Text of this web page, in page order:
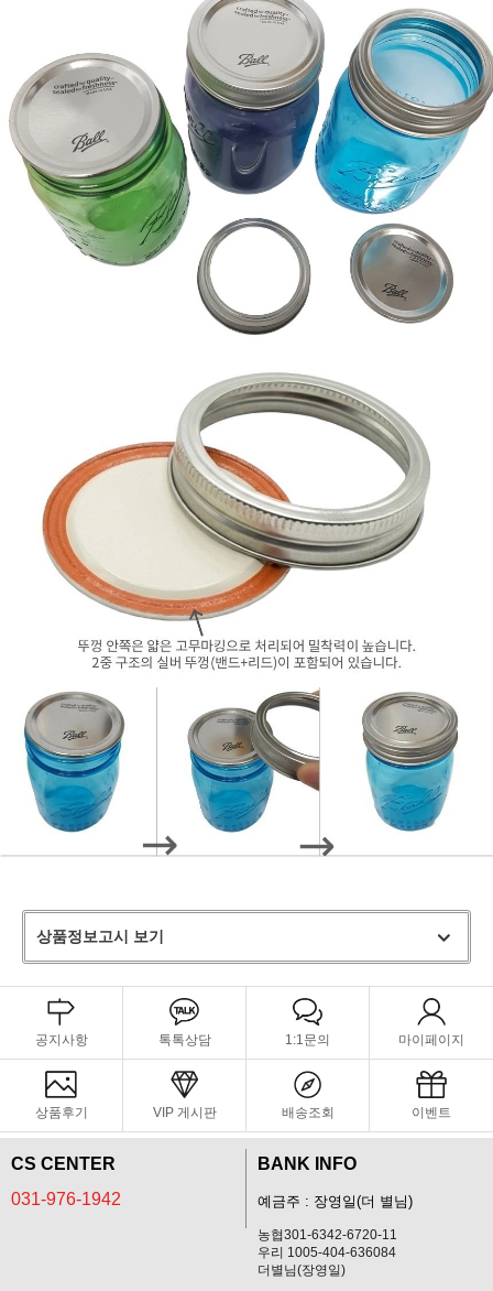
상품정보고시 보기
공지사항 톡톡상담 1:1문의 마이페이지
상품후기 VIP 게시판 배송조회 이벤트
CS CENTER
031-976-1942
BANK INFO
예금주 : 장영일(더 별님)
농협301-6342-6720-11
우리 1005-404-636084
더별님(장영일)